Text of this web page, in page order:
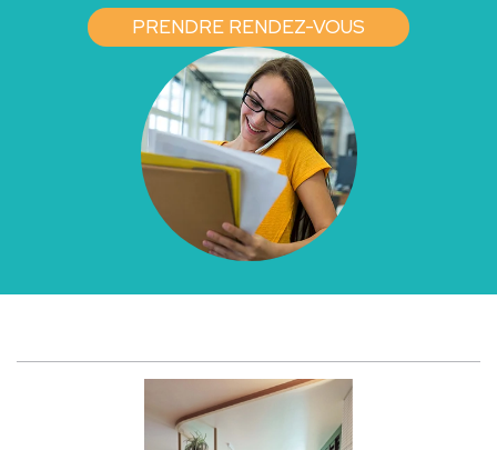
PRENDRE RENDEZ-VOUS